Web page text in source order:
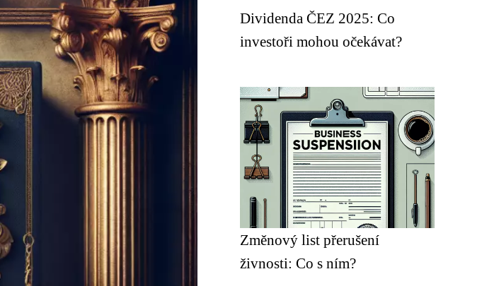
Dividenda ČEZ 2025: Co
investoři mohou očekávat?
Změnový list přerušení
živnosti: Co s ním?